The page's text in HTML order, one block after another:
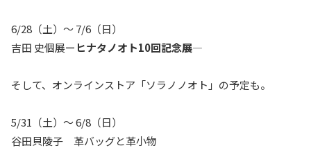
6/28（土）〜 7/6（日）
吉田 史個展ー ヒナタノオト10回記念展―
そして、オンラインストア「ソラノノオト」の予定も。
5/31（土）〜 6/8（日）
谷田貝陵子 革バッグと革小物